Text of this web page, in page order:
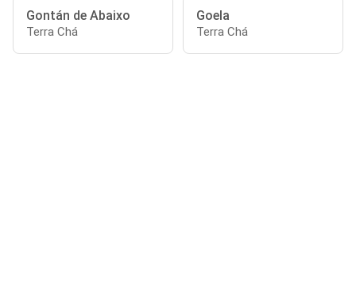
Gontán de Abaixo
Terra Chá
Goela
Terra Chá